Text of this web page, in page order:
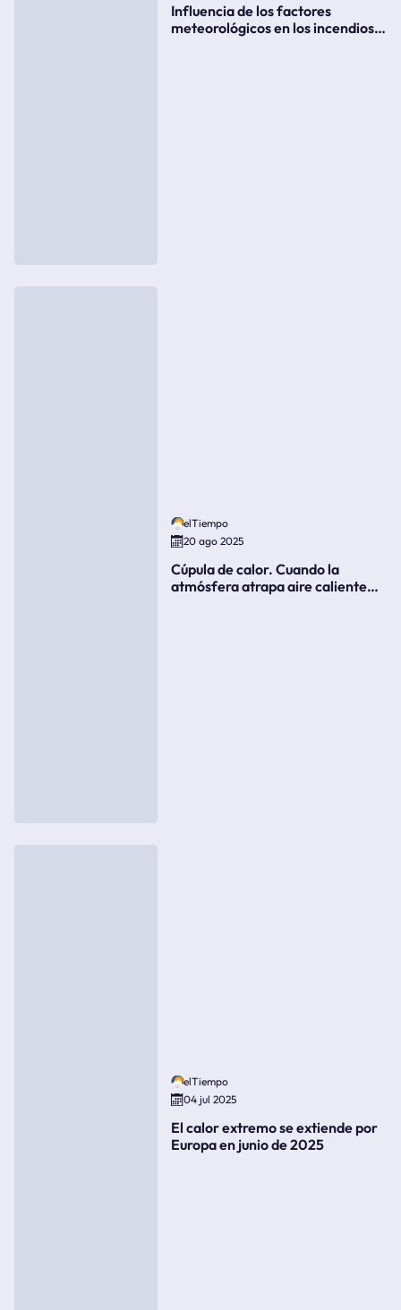
Influencia de los factores
meteorológicos en los incendios
elTiempo
20 ago 2025
Cúpula de calor. Cuando la
atmósfera atrapa aire caliente
elTiempo
04 jul 2025
El calor extremo se extiende por
Europa en junio de 2025